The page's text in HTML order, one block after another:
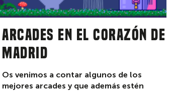
Arcades en el corazón de
Madrid
Os venimos a contar algunos de los
mejores arcades y que además estén